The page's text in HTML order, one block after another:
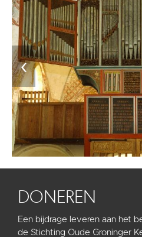
‹
DONEREN
Een bijdrage leveren aan het
de Stichting Oude Groninger